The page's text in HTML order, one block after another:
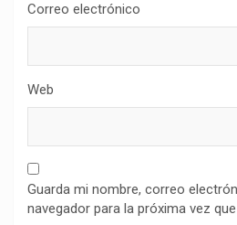
Correo electrónico
Web
Guarda mi nombre, correo
navegador para la próxima vez